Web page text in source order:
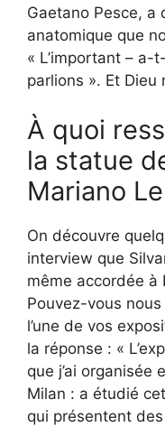
Gaetano Pesce,
anatomique que
« L’important – a-
parlions ». Et Dieu
À quoi
la statue
Mariano
On découvre
interview que
même accordée à
Pouvez-vous
l’une de vos
la réponse : «
que j’ai organisée
Milan : a étudié
qui présentent